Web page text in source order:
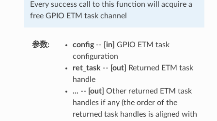
Every success call to this function will acquire a
free GPIO ETM task channel
参数: config-- [in] GPIO ETM task
configuration
ret_task-- [out]
Returned ETM task
handle
... -- [out] Other returned ETM task
handles if any (the order of the
returned task handles is aligned with